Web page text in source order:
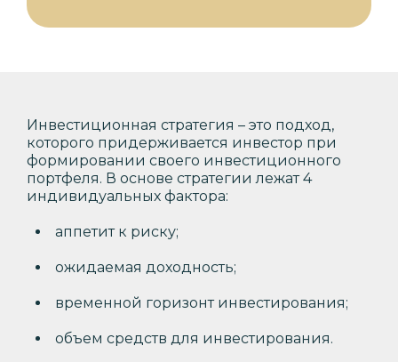
Инвестиционная стратегия – это подход,
которого придерживается инвестор при
формировании своего инвестиционного
портфеля. В основе стратегии лежат 4
индивидуальных фактора:
аппетит к риску;
ожидаемая доходность;
временной горизонт инвестирования;
объем средств для инвестирования.